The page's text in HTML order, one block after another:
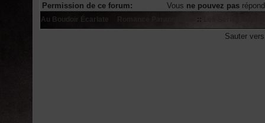
Permission de ce forum: Vous ne pouvez pas
Au Boudoir Écarlate ::
Sauter